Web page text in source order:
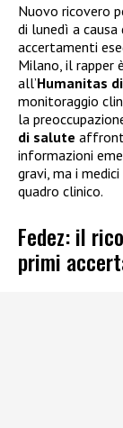
Nuovo ricovero
di lunedì a
accertamenti
Milano, il
all’Humanitas
monitoraggio
la
di salute
informazioni
gravi, ma i
quadro clinico.
Fedez: il
primi